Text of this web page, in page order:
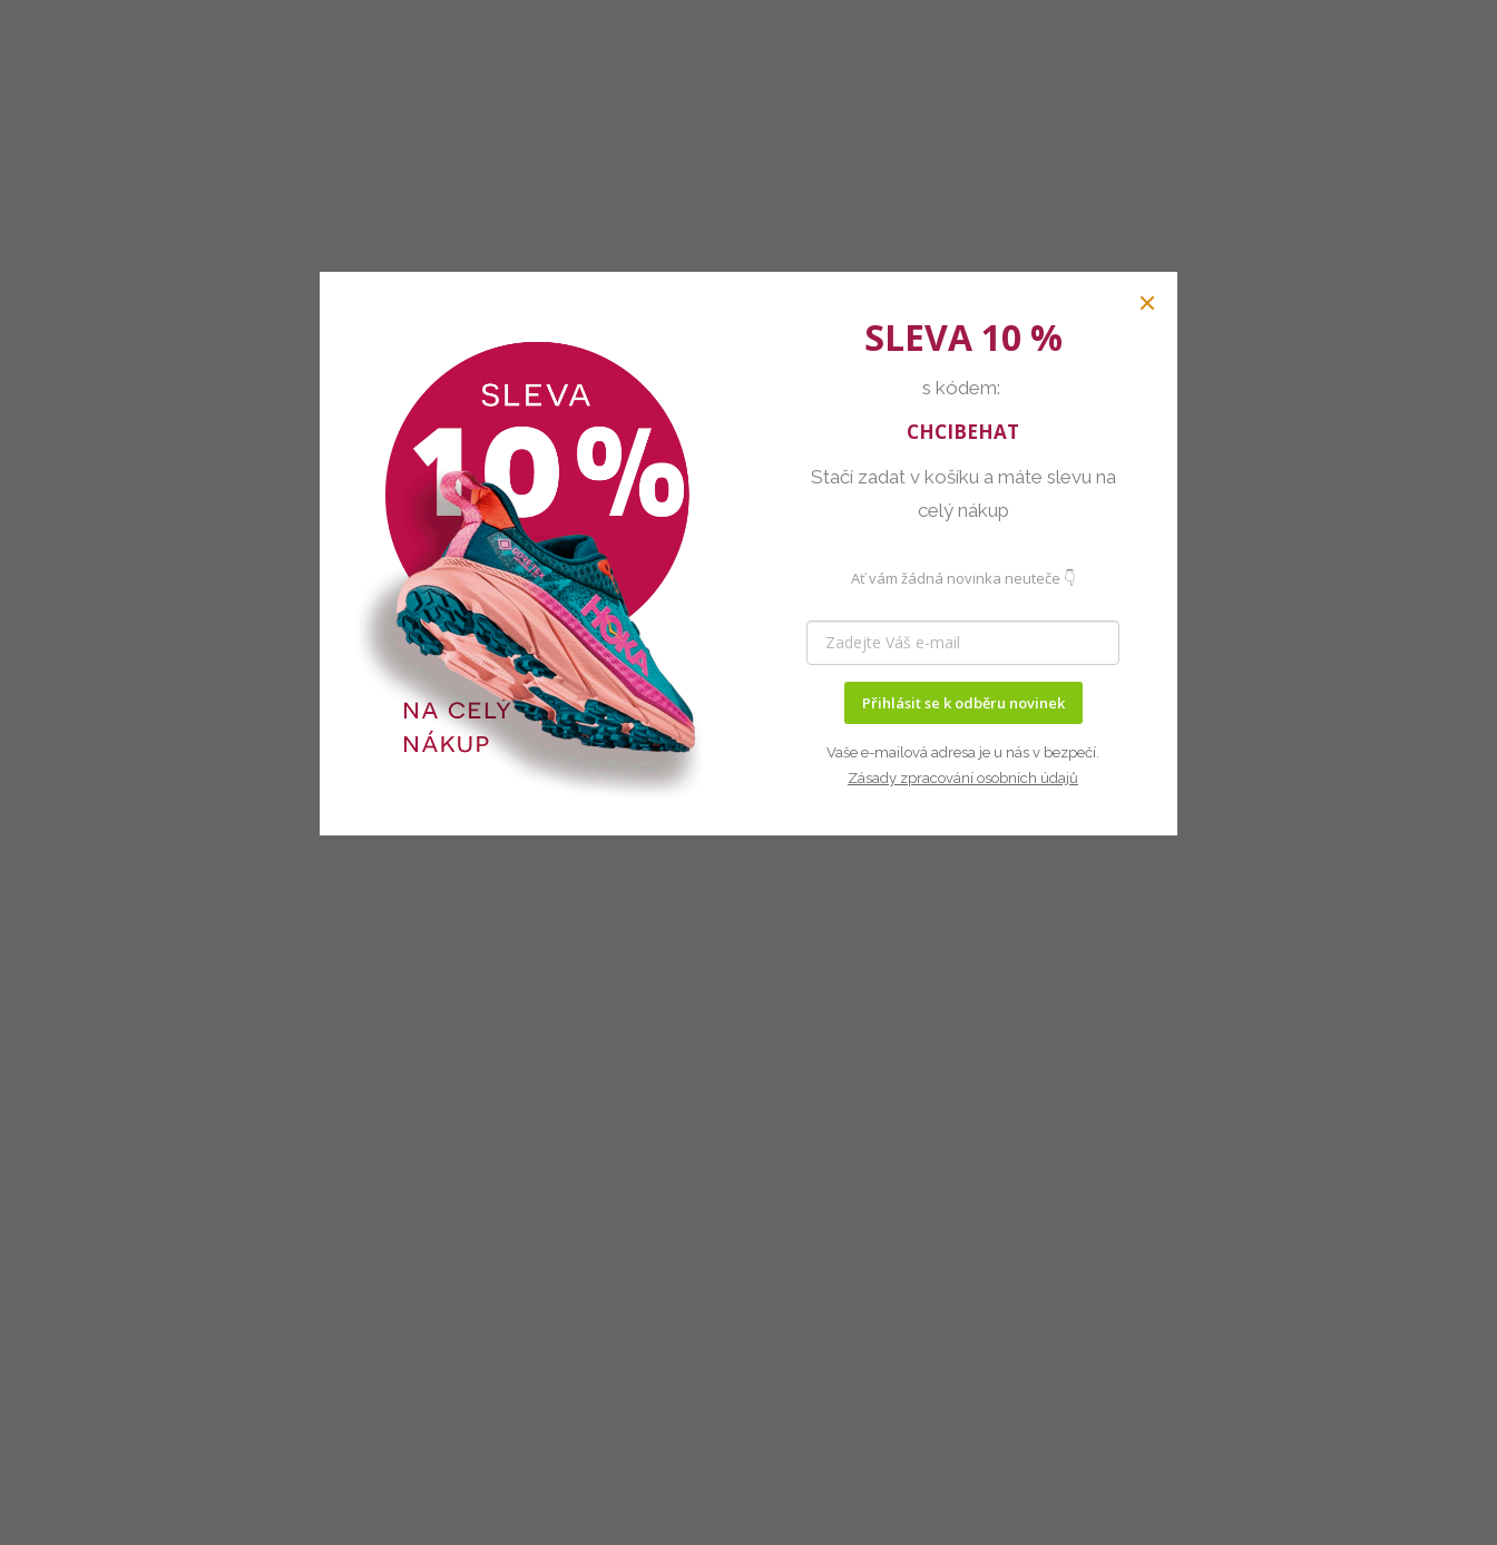
SLEVA 10 %
s kódem:
CHCIBEHAT
Stačí zadat v košíku a máte slevu na
celý nákup
Ať vám žádná novinka neuteče 👇
Přihlásit se k odběru novinek
Vaše e-mailová adresa je u nás v bezpečí.
Zásady zpracování osobních údajů